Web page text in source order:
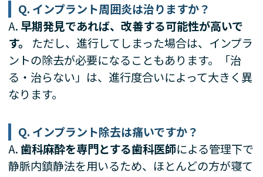
Q. インプラント周囲炎は治りますか？
A. 早期発見であれば、改善する可能性が高いで
す。
ただし、進行してしまった場合は、インプラ
ントの除去が必要になることもあります。「治
る・治らない」は、進行度合いによって大きく異
なります。
Q. インプラント除去は痛いですか？
A.歯科麻酔を専門とする歯科医師による管理下で
静脈内鎮静法を用いるため、ほとんどの方が寝て